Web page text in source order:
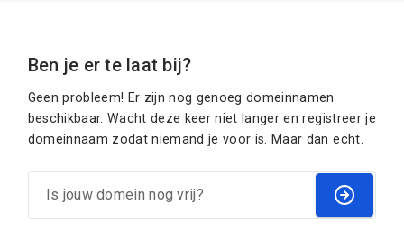
Ben je er te laat bij?
Geen probleem! Er zijn nog genoeg domeinnamen
beschikbaar. Wacht deze keer niet langer en registreer je
domeinnaam zodat niemand je voor is. Maar dan echt.